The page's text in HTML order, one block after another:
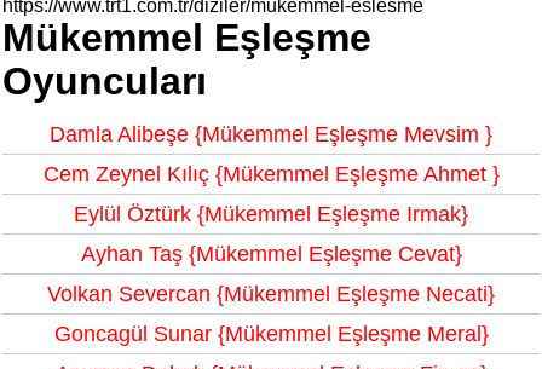
https://www.trt1.com.tr/diziler/mukemmel-eslesme
Mükemmel Eşleşme
Oyuncuları
Damla Alibeşe {Mükemmel Eşleşme Mevsim }
Cem Zeynel Kılıç {Mükemmel Eşleşme Ahmet }
Eylül Öztürk {Mükemmel Eşleşme Irmak}
Ayhan Taş {Mükemmel Eşleşme Cevat}
Volkan Severcan {Mükemmel Eşleşme Necati}
Goncagül Sunar {Mükemmel Eşleşme Meral}